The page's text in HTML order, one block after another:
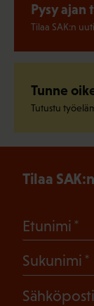
Pysy ajan
Tilaa SAK:n
Tunne
Tutustu
Tilaa
Etunimi
Sukunimi